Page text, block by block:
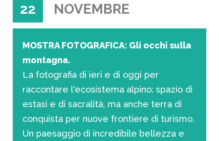
22 NOVEMBRE
MOSTRA FOTOGRAFICA: Gli occhi sulla
montagna.
La fotografia di ieri e di oggi per
raccontare l'ecosistema alpino: spazio di
estasi e di sacralità, ma anche terra di
conquista per nuove frontiere di turismo.
Un paesaggio di incredibile bellezza e